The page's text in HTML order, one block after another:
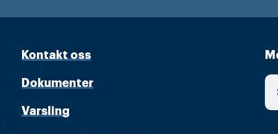
Kontakt oss
Dokumenter
Varsling